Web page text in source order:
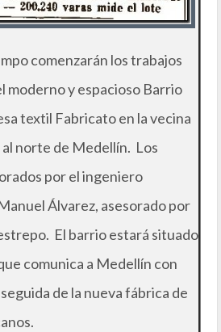
comenzarán los trabajos
moderno y espacioso Barrio
textil Fabricato en la vecina
norte de Medellín. Los
por el ingeniero
Álvarez, asesorado por
El barrio estará situado
comunica a Medellín con
de la nueva fábrica de